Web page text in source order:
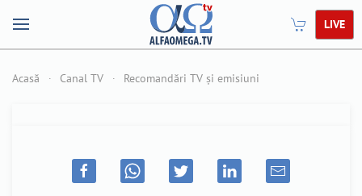
LIVE
Acasă Canal TV Recomandări TV și emisiuni